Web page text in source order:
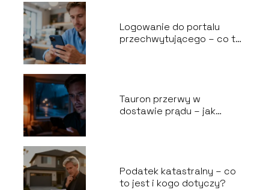
Logowanie do portalu
przechwytującego – co to
Tauron przerwy w
dostawie prądu – jak
Podatek katastralny – co
to jest i kogo dotyczy?